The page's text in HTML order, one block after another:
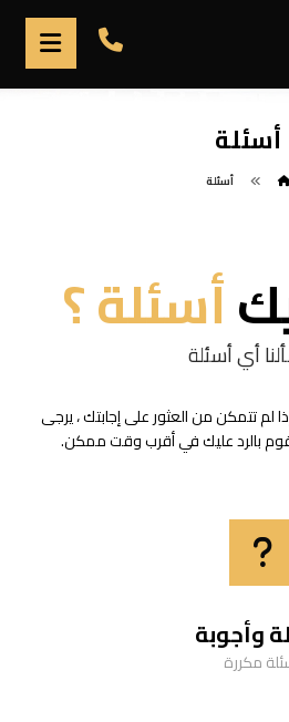
أسئلة
أسئلة
أسئلة ؟
أي أسئلة
لم تتمكن من العثور على إجابتك ، يرجى
بالرد عليك في أقرب وقت ممكن.
وأجوبة
مكررة